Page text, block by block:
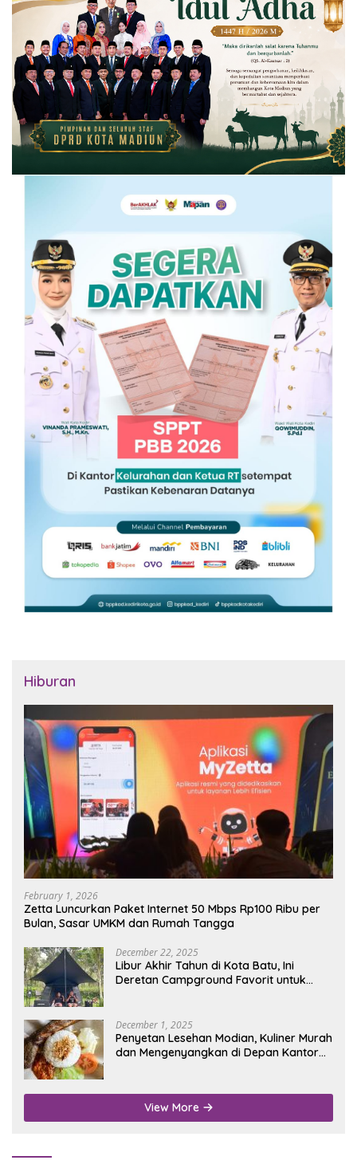
Hiburan
February 1, 2026
Zetta Luncurkan Paket Internet 50 Mbps Rp100 Ribu per
Bulan, Sasar UMKM dan Rumah Tangga
December 22, 2025
Libur Akhir Tahun di Kota Batu, Ini
Deretan Campground Favorit untuk
December 1, 2025
Penyetan Lesehan Modian, Kuliner Murah
dan Mengenyangkan di Depan Kantor
View More